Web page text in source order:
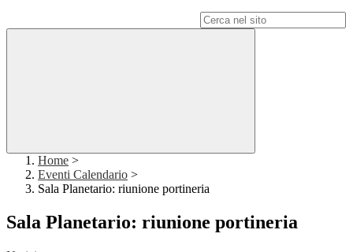
Home >
Eventi Calendario >
Sala Planetario: riunione portineria
Sala Planetario: riunione portineria